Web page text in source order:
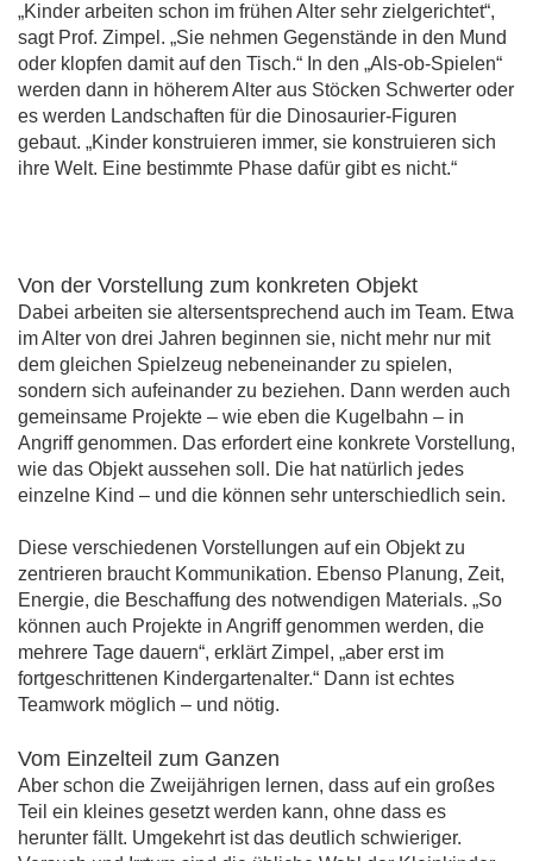
„Kinder arbeiten schon im frühen Alter sehr zielgerichtet“,
sagt Prof. Zimpel. „Sie nehmen Gegenstände in den Mund
oder klopfen damit auf den Tisch.“ In den „Als-ob-Spielen“
werden dann in höherem Alter aus Stöcken Schwerter oder
es werden Landschaften für die Dinosaurier-Figuren
gebaut. „Kinder konstruieren immer, sie konstruieren sich
ihre Welt. Eine bestimmte Phase dafür gibt es nicht.“
Von der Vorstellung zum konkreten Objekt
Dabei arbeiten sie altersentsprechend auch im Team. Etwa
im Alter von drei Jahren beginnen sie, nicht mehr nur mit
dem gleichen Spielzeug nebeneinander zu spielen,
sondern sich aufeinander zu beziehen. Dann werden auch
gemeinsame Projekte – wie eben die Kugelbahn – in
Angriff genommen. Das erfordert eine konkrete Vorstellung,
wie das Objekt aussehen soll. Die hat natürlich jedes
einzelne Kind – und die können sehr unterschiedlich sein.
Diese verschiedenen Vorstellungen auf ein Objekt zu
zentrieren braucht Kommunikation. Ebenso Planung, Zeit,
Energie, die Beschaffung des notwendigen Materials. „So
können auch Projekte in Angriff genommen werden, die
mehrere Tage dauern“, erklärt Zimpel, „aber erst im
fortgeschrittenen Kindergartenalter.“ Dann ist echtes
Teamwork möglich – und nötig.
Vom Einzelteil zum Ganzen
Aber schon die Zweijährigen lernen, dass auf ein großes
Teil ein kleines gesetzt werden kann, ohne dass es
herunter fällt. Umgekehrt ist das deutlich schwieriger.